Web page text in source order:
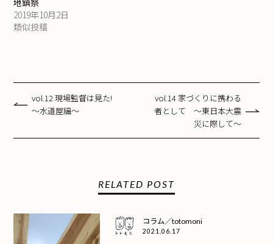
地鎮祭
2019年10月2日
類似投稿
vol.12 現場監督は見た!
～水道屋編～
vol.14 家づくりに携わる
者として ～東日本大震
災に際して～
RELATED POST
コラム／totomoni
2021.06.17